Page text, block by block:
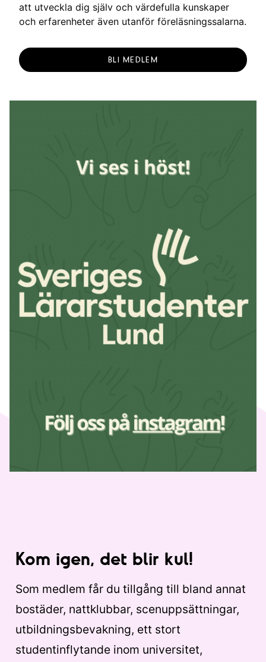
att utveckla dig själv och värdefulla kunskaper
och erfarenheter även utanför föreläsningssalarna.
BLI MEDLEM
Kom igen, det blir kul!
Som medlem får du tillgång till bland annat
bostäder, nattklubbar, scenuppsättningar,
utbildningsbevakning, ett stort
studentinflytande inom universitet,